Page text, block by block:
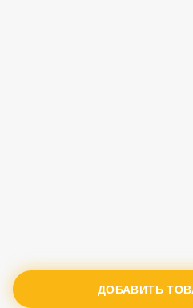
ДОБАВИТЬ